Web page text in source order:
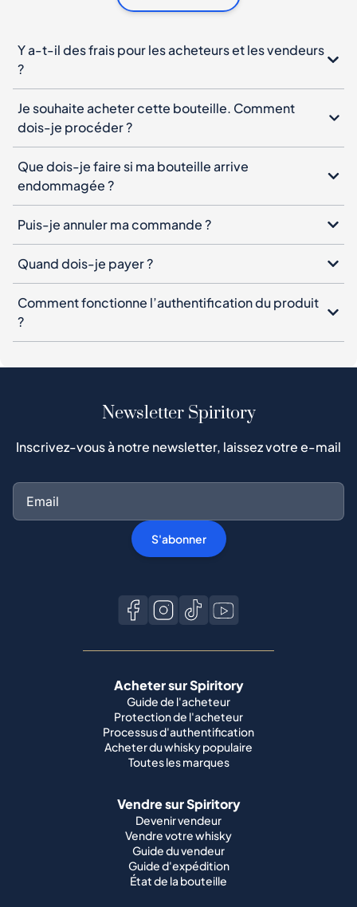
Je souhaite acheter cette bouteille. Comment
Que dois-je faire si ma bouteille arrive
endommagée ?
Puis-je annuler ma commande ?
Quand dois-je payer ?
Comment fonctionne l’authentification du produit
?
Newsletter Spiritory
S'abonner
Guide de l'acheteur
Protection de l'acheteur
Acheter du whisky populaire
Vendre sur Spiritory
Devenir vendeur
Vendre votre whisky
Guide du vendeur
Guide d'expédition
Meilleures marques de whisky
Macallan
Ardbeg
Springbank
Bowmore